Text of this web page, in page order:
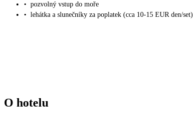
• pozvolný vstup do moře
• lehátka a slunečníky za poplatek (cca 10-15 EUR den/set)
O hotelu